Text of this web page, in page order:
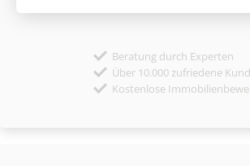
Beratung durch Experten
Über 10.000 zufriedene
Kostenlose